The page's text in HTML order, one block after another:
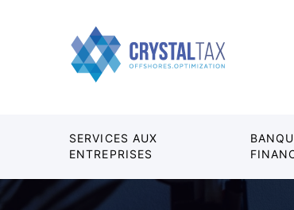
SERVICES AUX
ENTREPRISES